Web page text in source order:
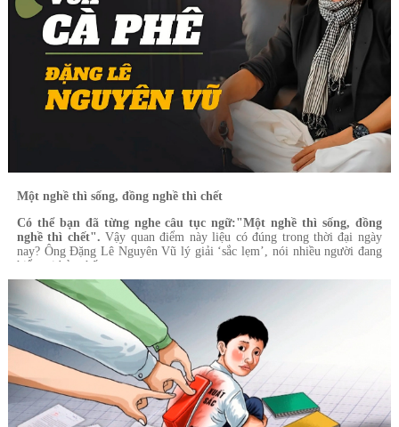
Một nghề thì sống, đồng nghề thì chết
Có thể bạn đã từng nghe câu tục ngữ:"Một nghề thì sống, đồng
nghề thì chết".Vậy quan điểm này liệu có đúng trong thời đại ngày
nay? Ông Đặng Lê Nguyên Vũ lý giải ‘sắc lẹm’, nói nhiều người đang
hiểu sai bản chất.